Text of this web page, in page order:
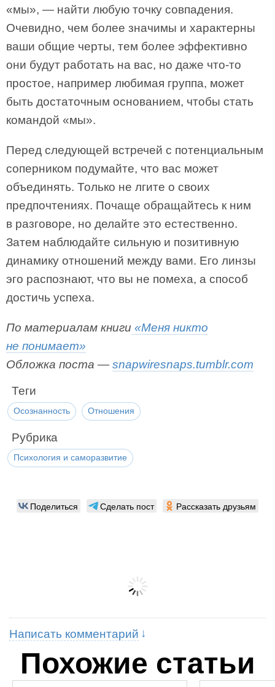
«мы», — найти любую точку совпадения.
Очевидно, чем более значимы и характерны
ваши общие черты, тем более эффективно
они будут работать на вас, но даже что-то
простое, например любимая группа, может
быть достаточным основанием, чтобы стать
командой «мы».
Перед следующей встречей с потенциальным
соперником подумайте, что вас может
объединять. Только не лгите о своих
предпочтениях. Почаще обращайтесь к ним
в разговоре, но делайте это естественно.
Затем наблюдайте сильную и позитивную
динамику отношений между вами. Его линзы
эго распознают, что вы не помеха, а способ
достичь успеха.
По материалам книги «Меня никто
не понимает»
Обложка поста — snapwiresnaps.tumblr.com
Теги
Осознанность Отношения
Рубрика
Психология и саморазвитие
Поделиться Сделать пост Рассказать друзьям
Написать комментарий
Похожие статьи